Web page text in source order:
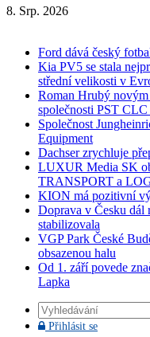
8. Srp. 2026
Ford dává český
Kia PV5 se stala
střední velikosti v
Roman Hrubý
společnosti PST
Společnost
Equipment
Dachser zrychluje
LUXUR Media SK
TRANSPORT a
KION má pozitivní
Doprava v Česku dál
stabilizovala
VGP Park České
obsazenou halu
Od 1. září povede
Lapka
Přihlásit sePřihlásit